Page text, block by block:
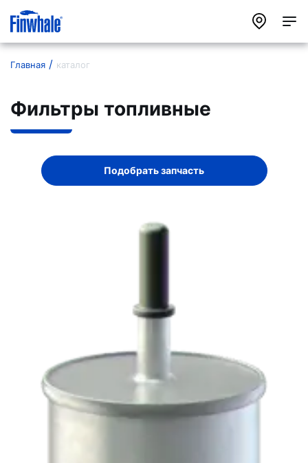
Главная каталог
Фильтры топливные
Подобрать запчасть